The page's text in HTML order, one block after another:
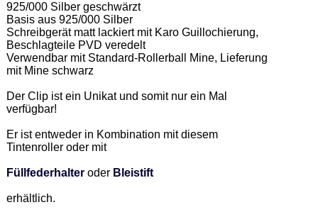
925/000 Silber geschwärzt
Basis aus 925/000 Silber
Schreibgerät matt lackiert mit Karo Guillochierung,
Beschlagteile PVD veredelt
Verwendbar mit Standard-Rollerball Mine, Lieferung
mit Mine schwarz
Der Clip ist ein Unikat und somit nur ein Mal
verfügbar!
Er ist entweder in Kombination mit diesem
Tintenroller oder mit
Füllfederhalter oder Bleistift
erhältlich.